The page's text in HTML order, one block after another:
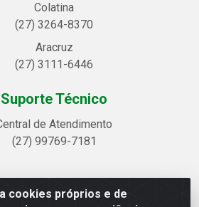
cookies próprios e de
Colatina
(27) 3264-8370
Aracruz
(27) 3111-6446
Suporte Técnico
de Atendimento
(27) 99769-7181
LTDA - Avenida Alegre, 2521 -